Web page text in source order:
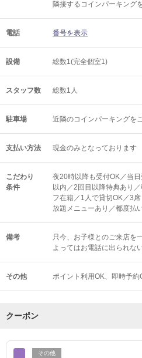
隣接するコインパーキング
電話 番号を表示
設備 総数1(完全個室1)
スタッフ数 総数1人
駐車場 近隣のコインパーキングを
支払い方法 現金のみとなっております
こだわり
条件
夜20時以降も受付OK／当
以内／2回目以降特典あり
フ在籍／1人で貸切OK／3
放題メニューあり／都度払
備考
只今、お子様とのご来店を
よってはお電話に出られな
その他 ポイント利用OK 即時予約
クーポン
その他